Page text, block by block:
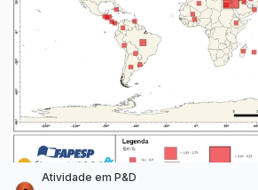
Atividade em P&D